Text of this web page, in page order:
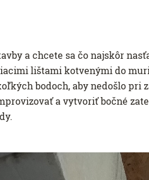
a chcete sa čo najskôr
lištami kotvenými do
bodoch, aby nedošlo pri
a vytvoriť bočné